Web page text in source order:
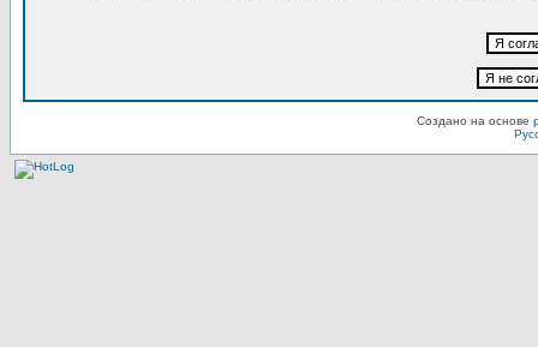
Создано на основе